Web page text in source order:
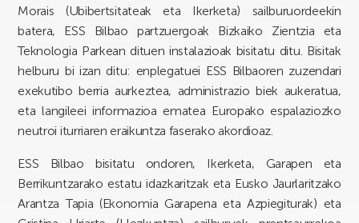
Morais (Ubibertsitateak eta Ikerketa) sailburuordeekin
batera, ESS Bilbao partzuergoak Bizkaiko Zientzia eta
Teknologia Parkean dituen instalazioak bisitatu ditu. Bisitak
helburu bi izan ditu: enplegatuei ESS Bilbaoren zuzendari
exekutibo berria aurkeztea, administrazio biek aukeratua,
eta langileei informazioa ematea Europako espalaziozko
neutroi iturriaren eraikuntza faserako akordioaz.
ESS Bilbao bisitatu ondoren, Ikerketa, Garapen eta
Berrikuntzarako estatu idazkaritzak eta Eusko Jaurlaritzako
Arantza Tapia (Ekonomia Garapena eta Azpiegiturak) eta